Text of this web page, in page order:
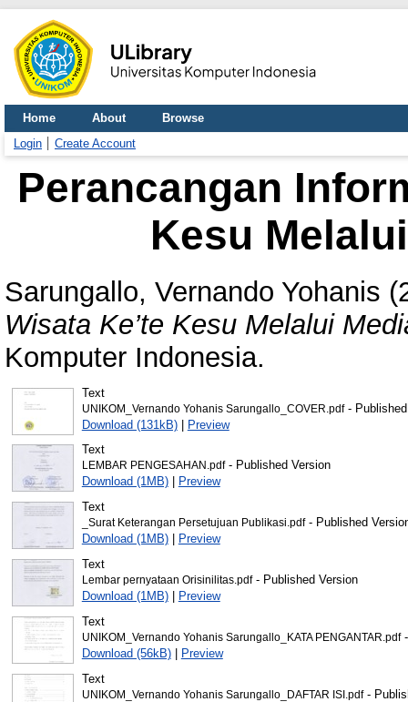
Home About
Browse
Login
Create Account
Perancangan
Kesu
Sarungallo, Vernando Yohanis
Wisata Ke’te Kesu Melalui
Komputer Indonesia.
Text
UNIKOM_Vernando Yohanis Sarungallo_COVER.pdf- Published
Download (131kB)| Preview
Text
LEMBAR PENGESAHAN.pdf- Published Version
Download (1MB)|
Preview
Text
_Surat Keterangan Persetujuan Publikasi.pdf- Published
Download (1MB)|
Preview
Text
Lembar pernyataan Orisinilitas.pdf- Published Version
Download (1MB)|
Preview
Text
UNIKOM_Vernando Yohanis Sarungallo_KATA PENGANTAR.pdf-
Download (56kB)|
Preview
Text
UNIKOM_Vernando Yohanis Sarungallo_DAFTAR ISI.pdf-